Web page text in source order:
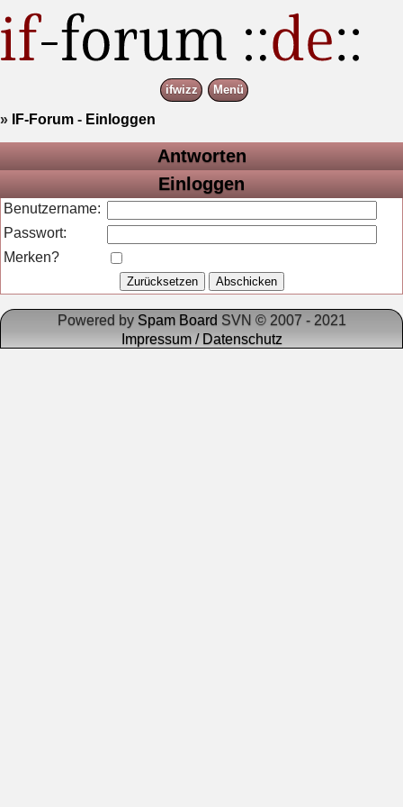
ifwizz Menü
» IF-Forum - Einloggen
Antworten
Einloggen
Benutzername:
Passwort:
Merken?
Powered by Spam Board SVN © 2007 - 2021
Impressum / Datenschutz